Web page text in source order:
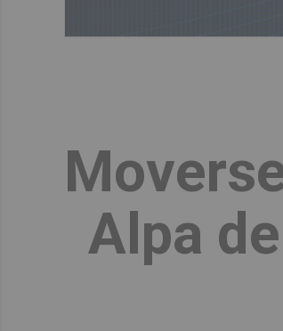
Alpa